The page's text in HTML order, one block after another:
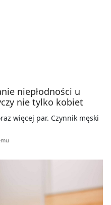
niepłodności u
nie tylko kobiet
więcej par. Czynnik męski